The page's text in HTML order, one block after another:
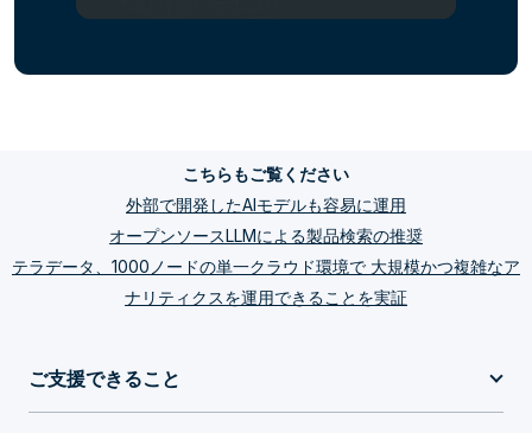
こちらもご覧ください
外部で開発したAIモデルも容易に運用
オープンソースLLMによる製品検索の推奨
テラデータ、1000ノードの単一クラウド環境で 大規模かつ複雑なア
ナリティクスを運用できることを実証
ご支援できること